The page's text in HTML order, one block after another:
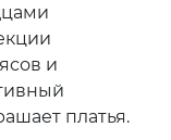
и
платья.